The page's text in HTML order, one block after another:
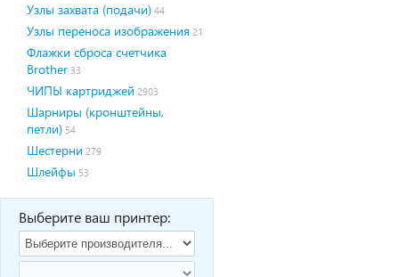
Узлы захвата (подачи) 44
Узлы переноса изображения 21
Флажки сброса счетчика
Brother 33
ЧИПЫ картриджей 2903
Шарниры (кронштейны,
петли) 54
Шестерни 279
Шлейфы 53
Выберите ваш принтер: